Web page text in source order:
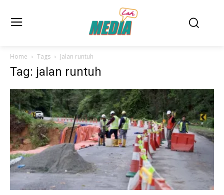
Home Tags Jalan runtuh
Tag: jalan runtuh